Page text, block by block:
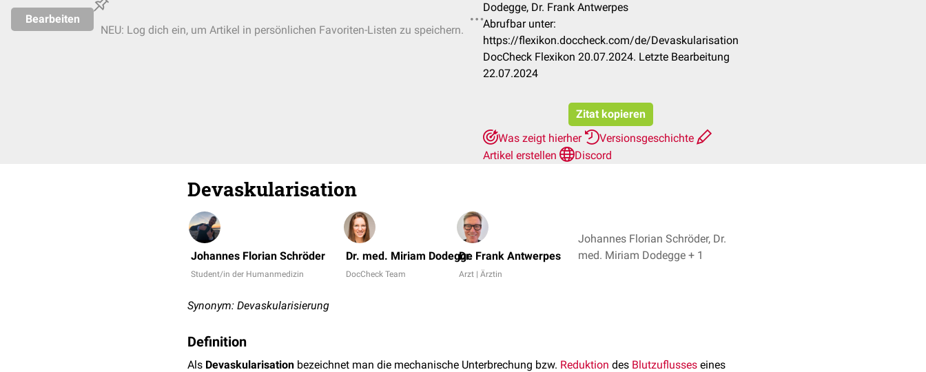
Bearbeiten
NEU: Log dich ein, um Artikel in persönlichen Favoriten-Listen zu speichern.
Dodegge, Dr. Frank Antwerpes
Abrufbar unter:
https://flexikon.doccheck.com/de/Devaskularisation
DocCheck Flexikon 20.07.2024. Letzte Bearbeitung
22.07.2024
Zitat kopieren
Was zeigt hierher
Versionsgeschichte
Artikel erstellen
Discord
Devaskularisation
Johannes Florian Schröder
Student/in der Humanmedizin
Dr. med. Miriam Dodegge
DocCheck Team
Dr. Frank Antwerpes
Arzt | Ärztin
Johannes Florian Schröder, Dr.
med. Miriam Dodegge + 1
Synonym: Devaskularisierung
Definition
Als Devaskularisation bezeichnet man die mechanische Unterbrechung bzw. Reduktion des Blutzuflusses eines